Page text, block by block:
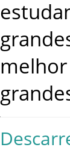
melhor